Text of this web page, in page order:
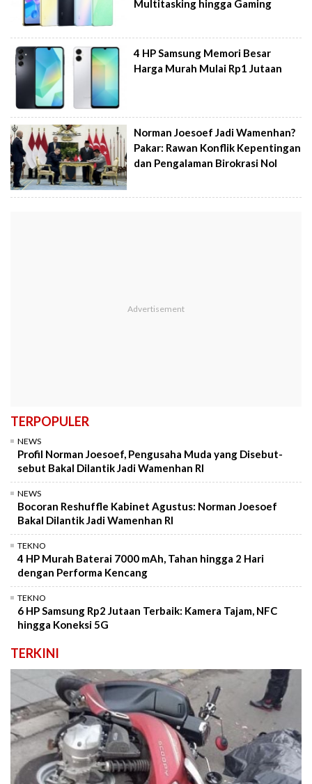
Multitasking hingga Gaming
4 HP Samsung Memori Besar
Harga Murah Mulai Rp1 Jutaan
Norman Joesoef Jadi Wamenhan?
Pakar: Rawan Konflik Kepentingan
dan Pengalaman Birokrasi Nol
TERPOPULER
NEWS
Profil Norman Joesoef, Pengusaha Muda yang Disebut-
sebut Bakal Dilantik Jadi Wamenhan RI
NEWS
Bocoran Reshuffle Kabinet Agustus: Norman Joesoef
Bakal Dilantik Jadi Wamenhan RI
TEKNO
4 HP Murah Baterai 7000 mAh, Tahan hingga 2 Hari
dengan Performa Kencang
TEKNO
6 HP Samsung Rp2 Jutaan Terbaik: Kamera Tajam, NFC
hingga Koneksi 5G
TERKINI